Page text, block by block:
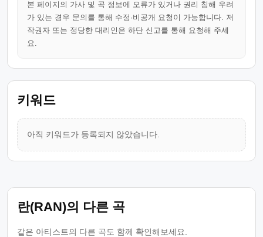
본 페이지의 가사 및 곡 정보에 오류가 있거나 권리 침해 우려
가 있는 경우 문의를 통해 수정·비공개 요청이 가능합니다. 저
작권자 또는 정당한 대리인은 하단 신고를 통해 요청해 주세
요.
키워드
아직 키워드가 등록되지 않았습니다.
란(RAN)의 다른 곡
같은 아티스트의 다른 곡도 함께 확인해보세요.